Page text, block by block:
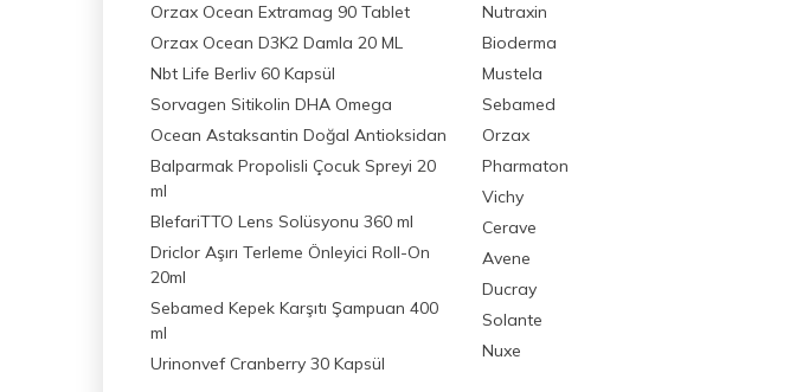
Orzax Ocean Extramag 90 Tablet
Orzax Ocean D3K2 Damla 20 ML
Nbt Life Berliv 60 Kapsül
Sorvagen Sitikolin DHA Omega
Ocean Astaksantin Doğal Antioksidan
Balparmak Propolisli Çocuk Spreyi 20
ml
BlefariTTO Lens Solüsyonu 360 ml
Driclor Aşırı Terleme Önleyici Roll-On
20ml
Sebamed Kepek Karşıtı Şampuan 400
ml
Urinonvef Cranberry 30 Kapsül
Nutraxin
Bioderma
Mustela
Sebamed
Orzax
Pharmaton
Vichy
Cerave
Avene
Ducray
Solante
Nuxe